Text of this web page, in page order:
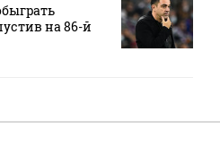
на 86-й